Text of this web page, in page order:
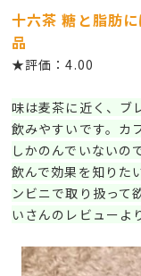
十六茶 糖と脂肪
品
★評価：4.00
味は麦茶に近く、ブ
飲みやすいです。カ
しかのんでいないの
飲んで効果を知りた
ンビニで取り扱って
いさんのレビューよ